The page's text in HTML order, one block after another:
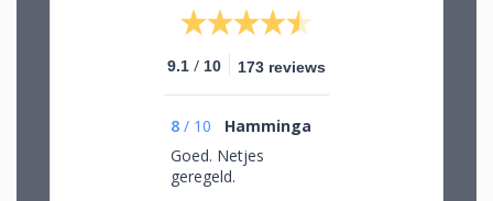
9.1 / 10 173 reviews
8 / 10
Hamminga
Goed. Netjes
geregeld.